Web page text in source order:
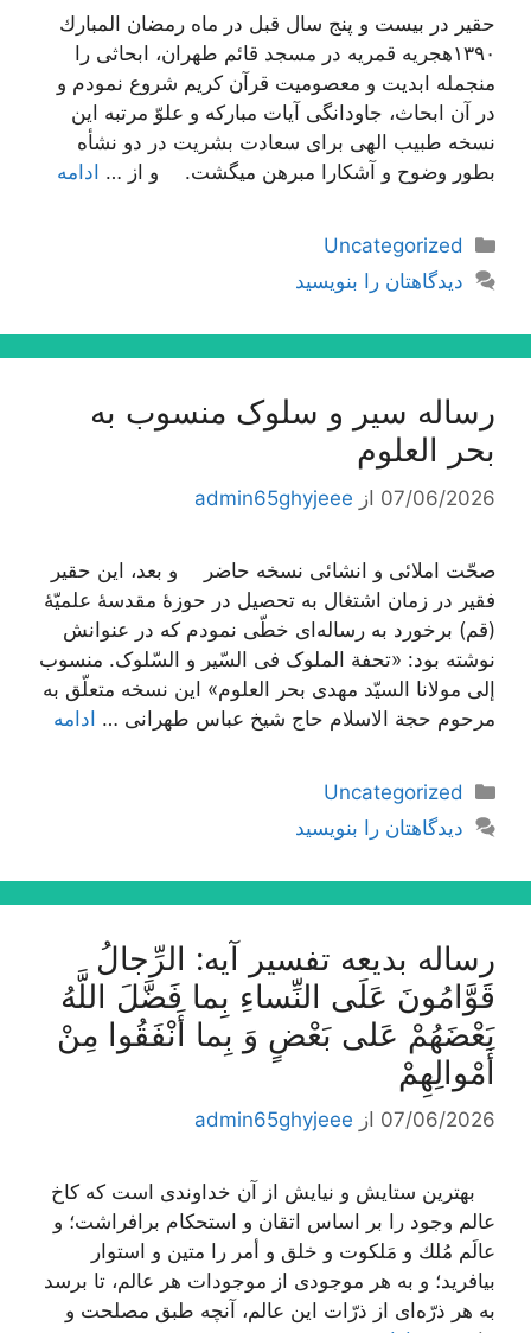
حقیر در بیست و پنج سال قبل در ماه رمضان المبارك
١٣٩٠هجریه قمریه در مسجد قائم طهران، ابحاثى را
منجمله ابدیت و معصومیت قرآن كریم شروع نمودم و
در آن ابحاث، جاودانگى آیات مباركه و علوّ مرتبه این
نسخه طبیب الهى براى سعادت بشریت در دو نشأه
بطور وضوح و آشكارا مبرهن میگشت. و از … ادامه
دسته‌ها
Uncategorized
دیدگاهتان را بنویسید
رساله سیر و سلوک منسوب به
بحر العلوم
07/06/2026 از admin65ghyjeee
صحّت املائی و انشائی نسخه حاضر و بعد، این حقیر
فقیر در زمان اشتغال به تحصیل در حوزۀ مقدسۀ علمیّۀ
(قم) برخورد به رساله‌اى خطّى نمودم که در عنوانش
نوشته بود: «تحفة الملوک فی السّیر و السّلوک. منسوب
إلى مولانا السیّد مهدى بحر العلوم» این نسخه متعلّق به
مرحوم حجة الاسلام حاج شیخ عباس طهرانى … ادامه
دسته‌ها
Uncategorized
دیدگاهتان را بنویسید
رساله بدیعه تفسیر آیه: الرِّجالُ
قَوَّامُونَ عَلَى النِّساءِ بِما فَضَّلَ اللَّهُ
بَعْضَهُمْ عَلى‌ بَعْضٍ وَ بِما أَنْفَقُوا مِنْ
أَمْوالِهِمْ‌
07/06/2026 از admin65ghyjeee
بهترین ستایش و نیایش از آن خداوندى است كه كاخ
عالم وجود را بر اساس اتقان و استحكام برافراشت؛ و
عالَم مُلك و مَلكوت و خلق و أمر را متین و استوار
بیافرید؛ و به هر موجودى از موجودات هر عالم، تا برسد
به هر ذرّه‌اى از ذرّات این عالم، آنچه طبق مصلحت و